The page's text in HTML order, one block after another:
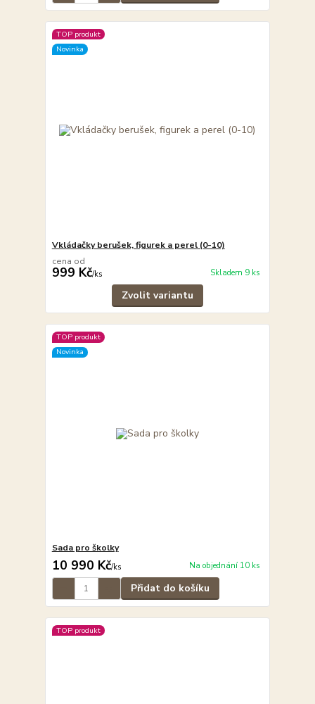
TOP produkt
Novinka
Vkládačky berušek, figurek a perel (0-10)
cena od
999 Kč/ks Skladem 9 ks
Zvolit variantu
TOP produkt
Novinka
Sada pro školky
10 990 Kč/ks Na objednání 10 ks
Přidat do košíku
TOP produkt